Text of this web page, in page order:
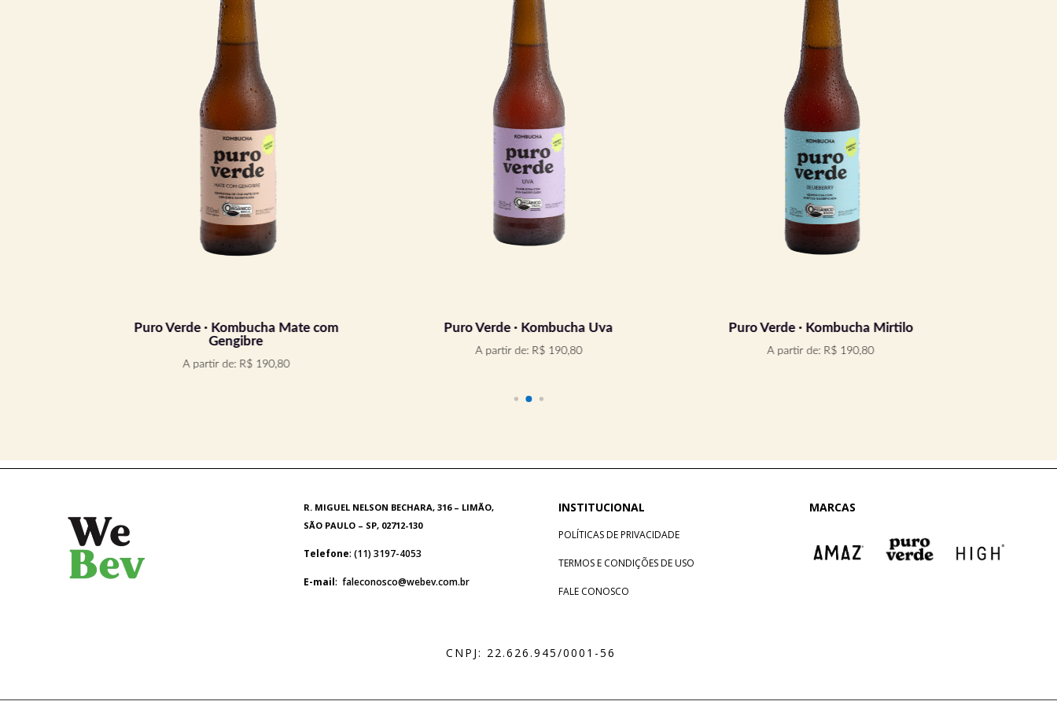
Puro Verde · Kombucha Mate com
Gengibre
A partir de: R$ 190,80
Puro Verde · Kombucha Uva
A partir de: R$190,80
Puro Verde · Kombucha Mirtilo
A partir de: R$ 190,80
R. MIGUEL NELSON BECHARA, 316 – LIMÃO,
SÃO PAULO – SP, 02712-130
Telefone: (11) 3197-4053
E-mail: faleconosco@webev.com.br
INSTITUCIONAL
POLÍTICAS DE PRIVACIDADE
TERMOS E CONDIÇÕES DE USO
FALE CONOSCO
MARCAS
CNPJ: 22.626.945/0001-56